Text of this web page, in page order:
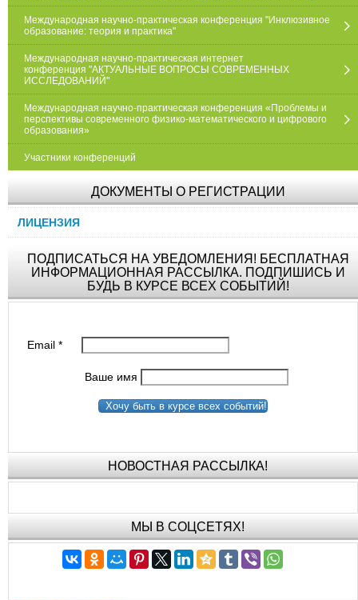
Международная научно-практическая конференция "Инклюзивное
образование: теория и практика"
Международная научно-практическая интернет
конференция "АКТУАЛЬНЫЕ ВОПРОСЫ СОВРЕМЕННЫХ
ИССЛЕДОВАНИЙ"
Международная научно-практическая конференция «Проблемы и
перспективы современного физико-математического и цифрового
образования»
Участники конференций
ДОКУМЕНТЫ О РЕГИСТРАЦИИ
ЛИЦЕНЗИЯ
ПОДПИСАТЬСЯ НА УВЕДОМЛЕНИЯ! БЕСПЛАТНАЯ
ИНФОРМАЦИОННАЯ РАССЫЛКА. ПОДПИШИСЬ И
БУДЬ В КУРСЕ ВСЕХ СОБЫТИЙ!
Email*
Ваше имя
Хочу быть в курсе всех событий!
НОВОСТНАЯ РАССЫЛКА!
МЫ В СОЦСЕТЯХ!